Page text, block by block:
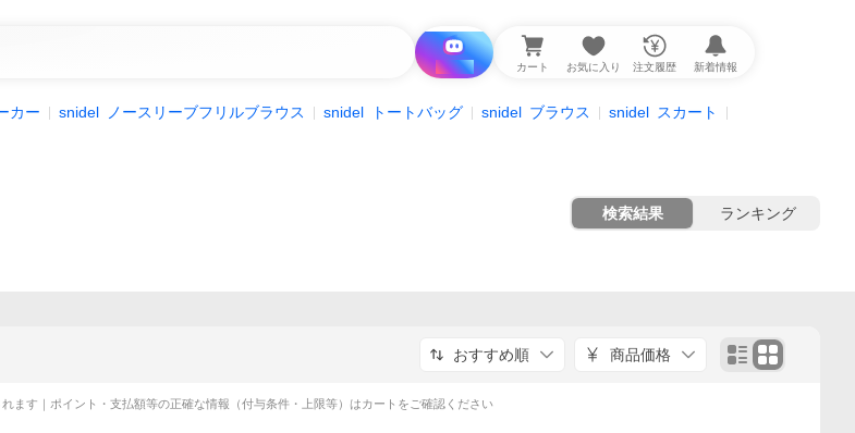
i と探す カート お気に入り 注文履歴 新着情報
カー snidel ノースリーブフリルブラウス snidel トートバッグ snidel ブラウス snidel スカート
検索結果 ランキング
おすすめ順 商品価格
ます｜ポイント・支払額等の正確な情報（付与条件・上限等）はカートをご確認ください